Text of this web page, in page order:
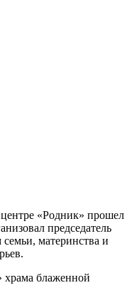
«Родник» прошел
председатель
материнства и
храма блаженной